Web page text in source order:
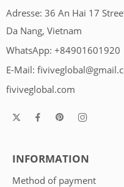
Adresse: 36 An Hai 17
Da Nang, Vietnam
WhatsApp: +84901601920
E-Mail:
fiviveglobal.com
INFORMATION
Method of payment